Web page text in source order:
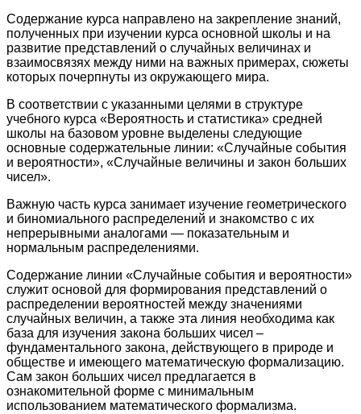
Содержание курса направлено на закрепление знаний,
полученных при изучении курса основной школы и на
развитие представлений о случайных величинах и
взаимосвязях между ними на важных примерах, сюжеты
которых почерпнуты из окружающего мира.
В соответствии с указанными целями в структуре
учебного курса «Вероятность и статистика» средней
школы на базовом уровне выделены следующие
основные содержательные линии: «Случайные события
и вероятности», «Случайные величины и закон больших
чисел».
Важную часть курса занимает изучение геометрического
и биномиального распределений и знакомство с их
непрерывными аналогами ― показательным и
нормальным распределениями.
Содержание линии «Случайные события и вероятности»
служит основой для формирования представлений о
распределении вероятностей между значениями
случайных величин, а также эта линия необходима как
база для изучения закона больших чисел –
фундаментального закона, действующего в природе и
обществе и имеющего математическую формализацию.
Сам закон больших чисел предлагается в
ознакомительной форме с минимальным
использованием математического формализма.